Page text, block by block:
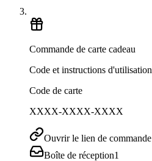
Commande de carte cadeau
Code et instructions d'utilisation
Code de carte
XXXX-XXXX-XXXX
Ouvrir le lien de commande
Boîte de réception1